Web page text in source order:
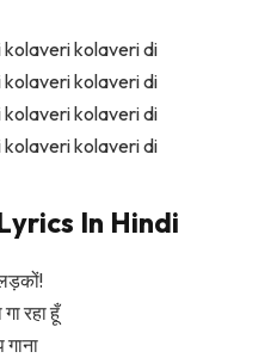
kolaveri di
kolaveri di
kolaveri di
kolaveri di
In Hindi
गा रहा हूँ